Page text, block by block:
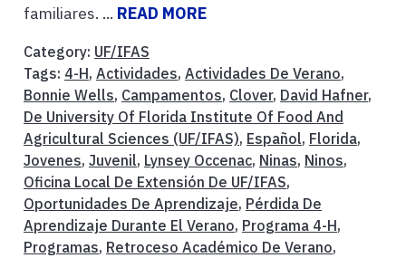
familiares. ... READ MORE
Category: UF/IFAS
Tags: 4-H, Actividades, Actividades De Verano,
Bonnie Wells, Campamentos, Clover, David Hafner,
De University Of Florida Institute Of Food And
Agricultural Sciences (UF/IFAS), Español, Florida,
Jovenes, Juvenil, Lynsey Occenac, Ninas, Ninos,
Oficina Local De Extensión De UF/IFAS,
Oportunidades De Aprendizaje, Pérdida De
Aprendizaje Durante El Verano, Programa 4-H,
Programas, Retroceso Académico De Verano,